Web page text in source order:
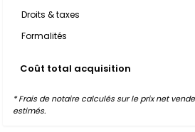
Droits & taxes
Formalités
Coût total acquisition
* Frais de notaire calculés sur le prix net
estimés.